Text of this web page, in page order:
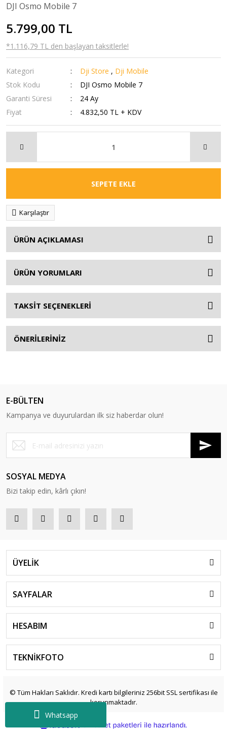
Whatsapp
DJI Osmo Mobile 7
5.799,00 TL
*1.116,79 TL den başlayan taksitlerle!
Kategori Dji Store , Dji Mobile
Stok Kodu
DJI Osmo Mobile 7
Garanti Süresi
24 Ay
Fiyat
4.832,50 TL + KDV
SEPETE EKLE
Karşılaştır
ÜRÜN AÇIKLAMASI
ÜRÜN YORUMLARI
TAKSİT SEÇENEKLERİ
ÖNERİLERİNİZ
E-BÜLTEN
Kampanya ve duyurulardan ilk siz haberdar olun!
SOSYAL MEDYA
Bizi takip edin, kârlı çıkın!
ÜYELİK
SAYFALAR
HESABIM
TEKNİKFOTO
© Tüm Hakları Saklıdır. Kredi kartı bilgileriniz 256bit SSL sertifikası ile
korunmaktadır.
e-